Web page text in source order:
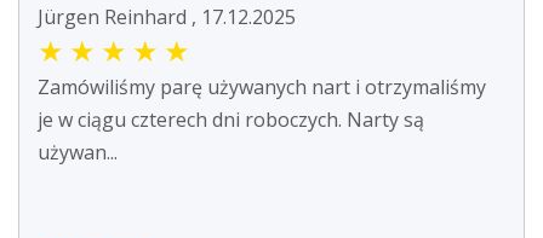
Jürgen Reinhard , 17.12.2025
★ ★ ★ ★ ★
Zamówiliśmy parę używanych nart i otrzymaliśmy
je w ciągu czterech dni roboczych. Narty są
używan...